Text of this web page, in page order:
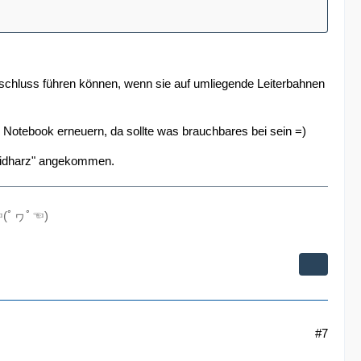
führen können, wenn sie auf umliegende Leiterbahnen
erneuern, da sollte was brauchbares bei sein =)
angekommen.
ﾟヮﾟ☜)
#7